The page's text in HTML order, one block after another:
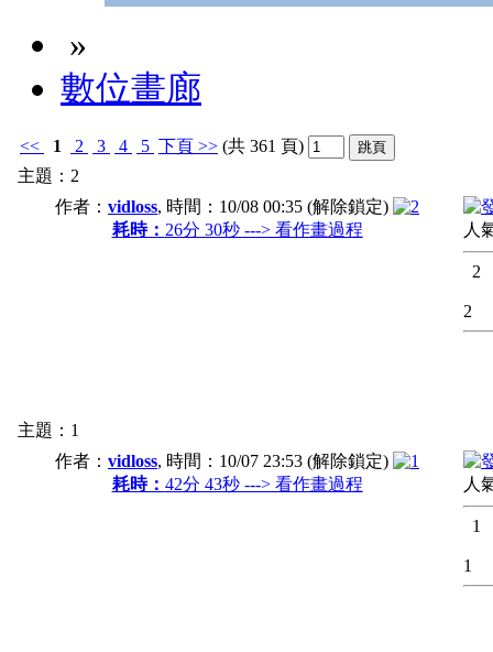
»
數位畫廊
<< 1 2 3 4 5 下頁 >> (共 361 頁)
主題：2
作者： vidloss, 時間： 10/08 00:35 (解除鎖定)
耗時： 26分 30秒 ---> 看作畫過程 人
2
2
主題：1
作者： vidloss, 時間： 10/07 23:53 (解除鎖定)
耗時： 42分 43秒 ---> 看作畫過程 人
1
1